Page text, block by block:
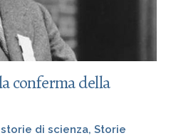
conferma della
storie di scienza, Storie